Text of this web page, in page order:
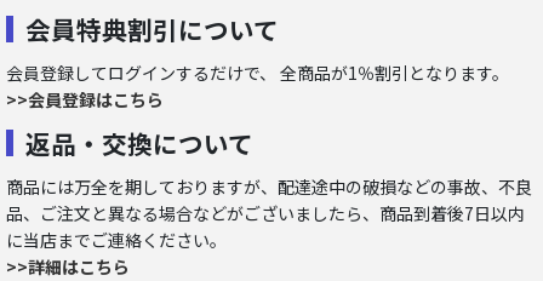
会員特典割引について
会員登録してログインするだけで、 全商品が1％割引となります。
>>会員登録はこちら
返品・交換について
商品には万全を期しておりますが、配達途中の破損などの事故、不良
品、ご注文と異なる場合などがございましたら、商品到着後7日以内
に当店までご連絡ください。
>>詳細はこちら